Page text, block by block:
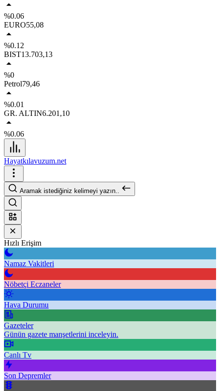
%0.06
EURO55,08
%0.12
BIST13.703,13
%0
Petrol79,46
%0.01
GR. ALTIN6.201,10
%0.06
Hayatkılavuzum.net
Aramak istediğiniz kelimeyi yazın..
Hızlı Erişim
Namaz Vakitleri
Nöbetçi Eczaneler
Hava Durumu
Gazeteler
Günün gazete manşetlerini inceleyin.
Canlı Tv
Son Depremler